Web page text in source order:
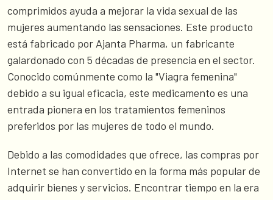
comprimidos ayuda a mejorar la vida sexual de las
mujeres aumentando las sensaciones. Este producto
está fabricado por Ajanta Pharma, un fabricante
galardonado con 5 décadas de presencia en el sector.
Conocido comúnmente como la "Viagra femenina"
debido a su igual eficacia, este medicamento es una
entrada pionera en los tratamientos femeninos
preferidos por las mujeres de todo el mundo.
Debido a las comodidades que ofrece, las compras por
Internet se han convertido en la forma más popular de
adquirir bienes y servicios. Encontrar tiempo en la era